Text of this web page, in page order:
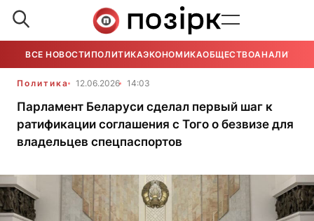
ВСЕ НОВОСТИ ПОЛИТИКАЭКОНОМИКАОБЩЕСТВОАНАЛИТИКА
Политика 12.06.2026 14:03
Парламент Беларуси сделал первый шаг к
ратификации соглашения с Того о безвизе для
владельцев спецпаспортов